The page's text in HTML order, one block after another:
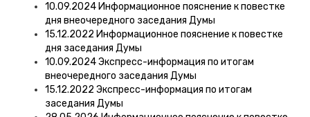
10.09.2024 Информационное пояснение к повестке
дня внеочередного заседания Думы
15.12.2022 Информационное пояснение к повестке
дня заседания Думы
10.09.2024 Экспресс-информация по итогам
внеочередного заседания Думы
15.12.2022 Экспресс-информация по итогам
заседания Думы